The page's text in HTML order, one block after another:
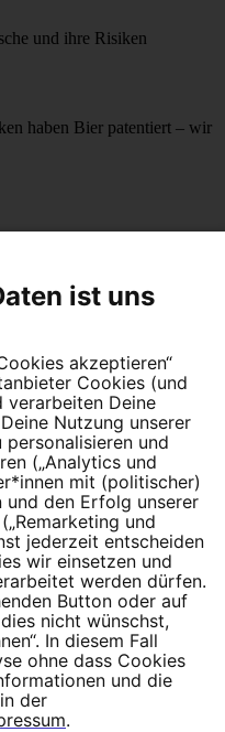
und ihre Risiken
haben Bier patentiert – wir
Schließe Dich 4,5
Cookie Einstellungen
ist uns
akzeptieren“
Cookies (und
verarbeiten Deine
Nutzung unserer
personalisieren und
(„Analytics und
mit (politischer)
und den Erfolg unserer
und
jederzeit entscheiden
wir einsetzen und
werden dürfen.
Button oder auf
nicht wünschst,
In diesem Fall
ohne dass Cookies
und die
der
.